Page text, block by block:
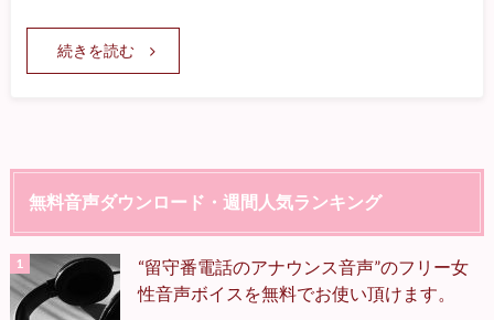
続きを読む
無料音声ダウンロード・週間人気ランキング
“留守番電話のアナウンス音声”のフリー女
性音声ボイスを無料でお使い頂けます。